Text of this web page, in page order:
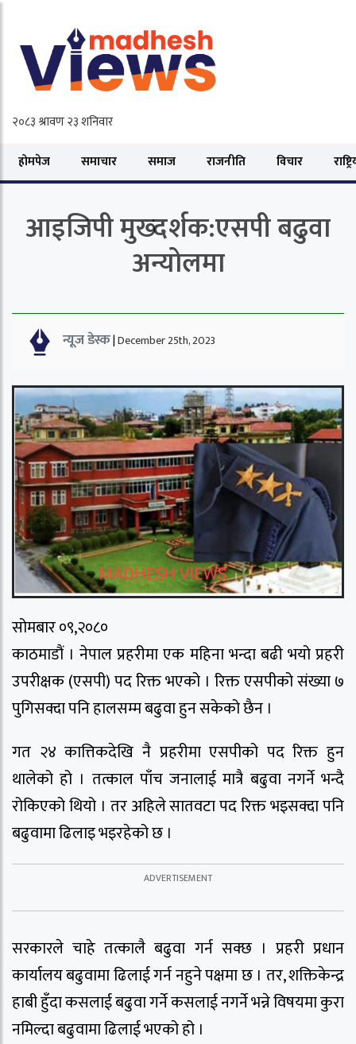
होमपेज समाचार समाज राजनीति विचार
आइजिपी मुख्दर्शक:एसपी बढुवा
अन्योलमा
न्यूज डेस्क|December 25th, 2023
सोमबार ०९,२०८०
काठमाडौं । नेपाल प्रहरीमा एक महिना भन्दा बढी भयो प्रहरी
उपरीक्षक (एसपी) पद रिक्त भएको । रिक्त एसपीको संख्या ७
पुगिसक्दा पनि हालसम्म बढुवा हुन सकेको छैन ।
गत २४ कात्तिकदेखि नै प्रहरीमा एसपीको पद रिक्त हुन
थालेको हो । तत्काल पाँच जनालाई मात्रै बढुवा नगर्ने भन्दै
रोकिएको थियो । तर अहिले सातवटा पद रिक्त भइसक्दा पनि
बढुवामा ढिलाइ भइरहेको छ ।
सरकारले चाहे तत्कालै बढुवा गर्न सक्छ । प्रहरी प्रधान
कार्यालय बढुवामा ढिलाई गर्न नहुने पक्षमा छ । तर, शक्तिकेन्द्र
हाबी हुँदा कसलाई बढुवा गर्ने कसलाई नगर्ने भन्ने विषयमा कुरा
नमिल्दा बढुवामा ढिलाई भएको हो ।